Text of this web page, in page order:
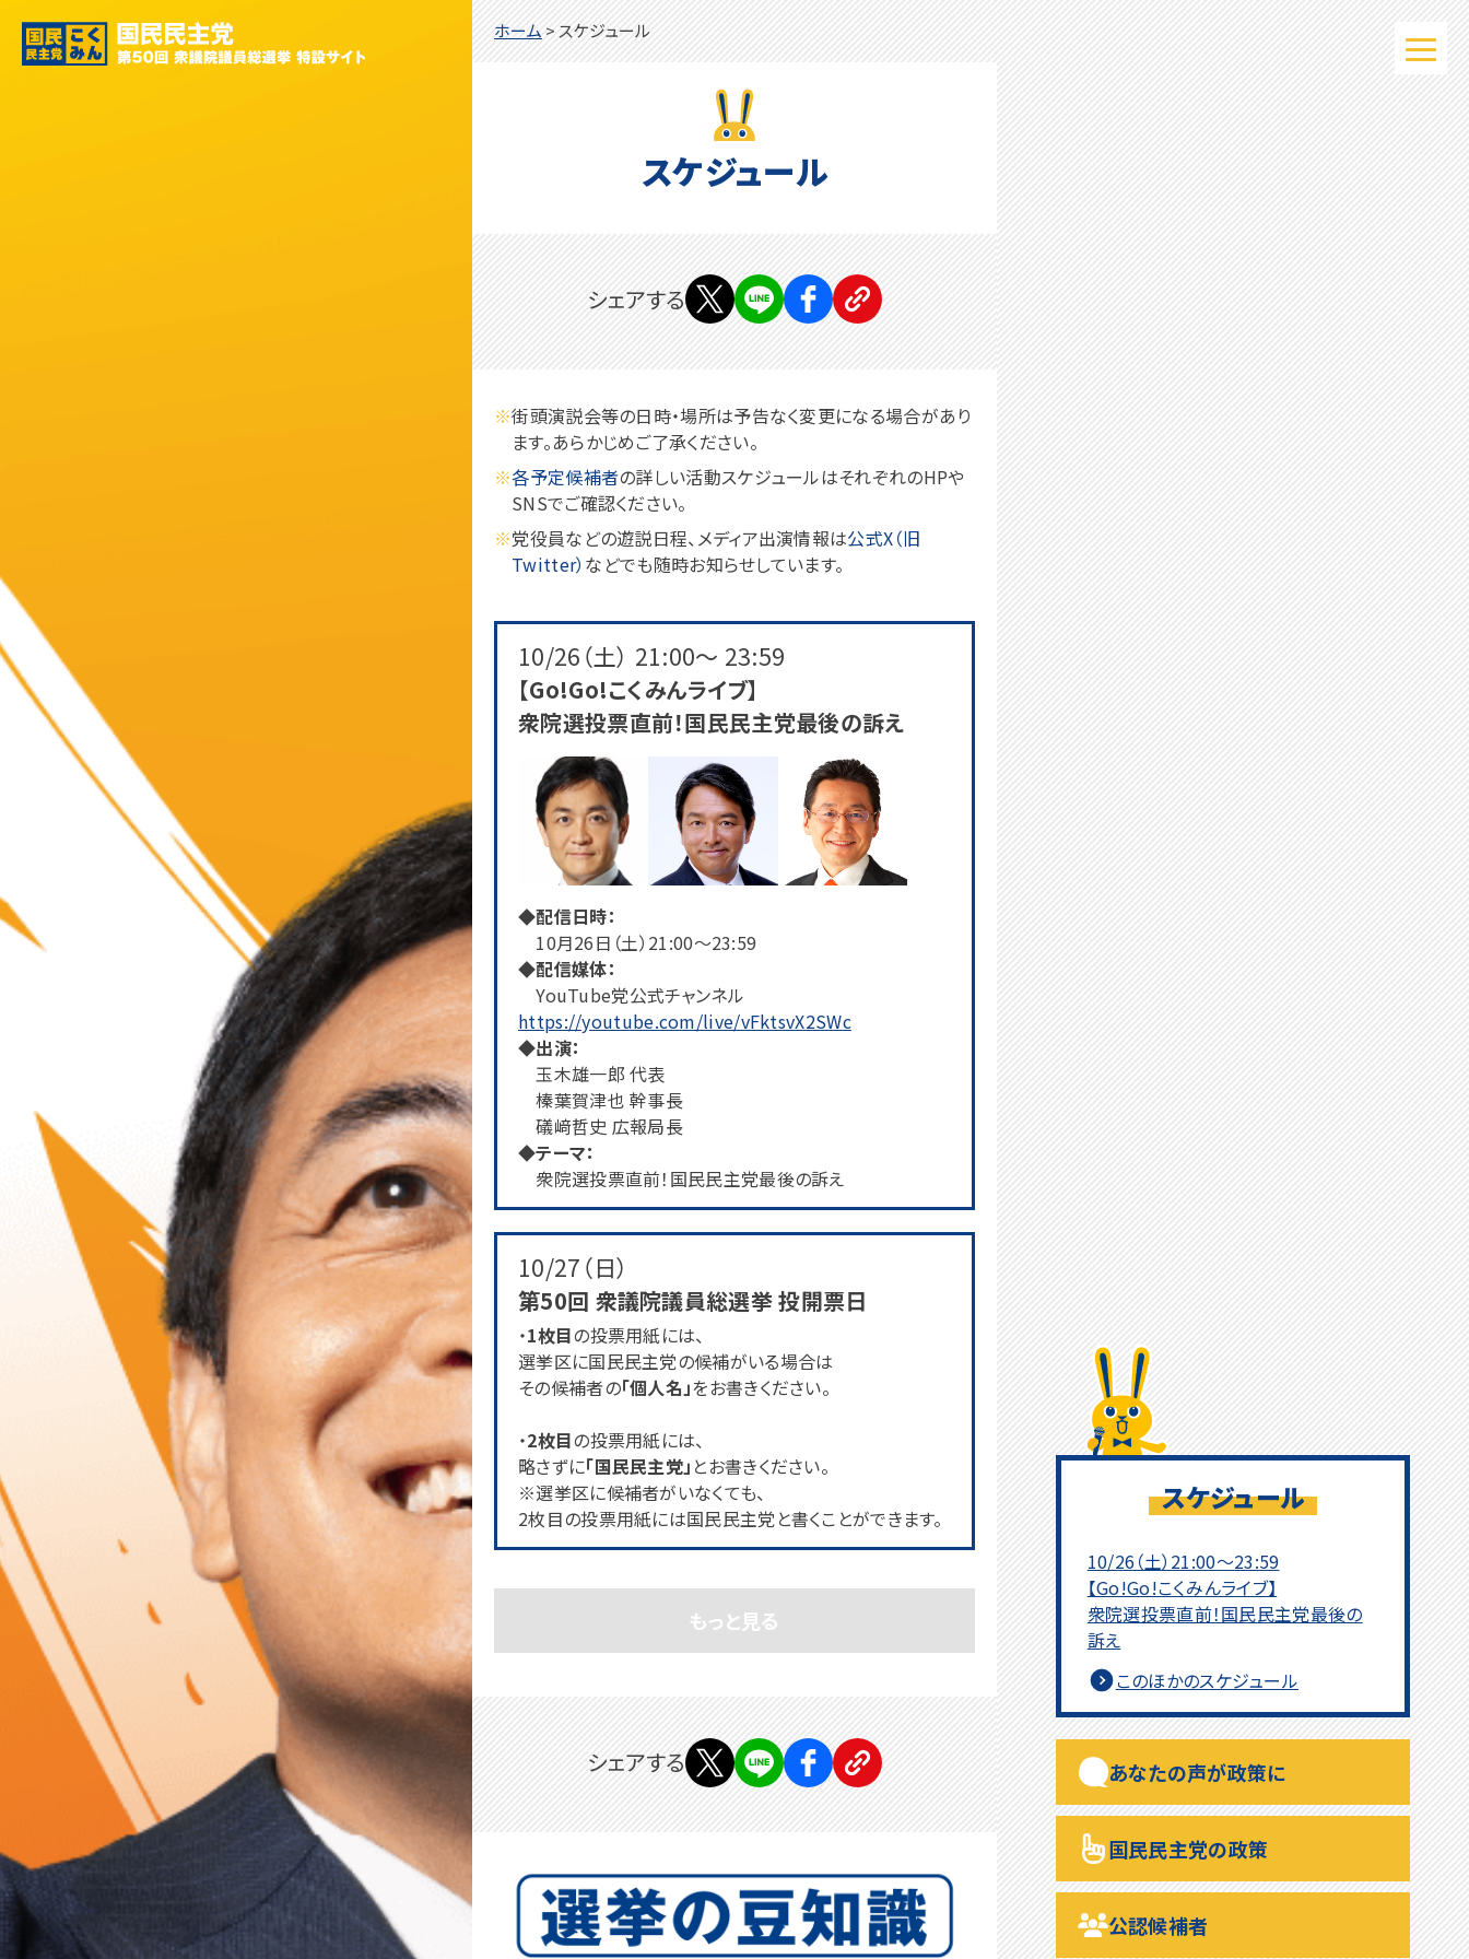
ホーム >スケジュール
スケジュール
シェアする
街頭演説会等の日時・場所は予告なく変更になる場合があり
ます。あらかじめご了承ください。
各予定候補者の詳しい活動スケジュールはそれぞれのHPや
SNSでご確認ください。
党役員などの遊説日程、メディア出演情報は公式X（旧
Twitter） などでも随時お知らせしています。
10/26（土） 21:00～ 23:59
【Go!Go!こくみんライブ】
衆院選投票直前！国民民主党最後の訴え
◆配信日時：
10月26日（土）21:00〜23:59
◆配信媒体：
YouTube党公式チャンネル
https://youtube.com/live/vFktsvX2SWc
◆出演：
玉木雄一郎 代表
榛葉賀津也 幹事長
礒﨑哲史 広報局長
◆テーマ：
衆院選投票直前！国民民主党最後の訴え
10/27（日）
第50回 衆議院議員総選挙 投開票日
・1枚目の投票用紙には、
選挙区に国民民主党の候補がいる場合は
その候補者の「個人名」をお書きください。
・2枚目の投票用紙には、
略さずに「国民民主党」 とお書きください。
※選挙区に候補者がいなくても、
2枚目の投票用紙には国民民主党と書くことができます。
もっと見る
スケジュール
10/26（土）21:00～23:59
【Go!Go!こくみんライブ】
衆院選投票直前！国民民主党最後の
訴え
このほかのスケジュール
あなたの声が政策に
国民民主党の政策
公認候補者
国民民主党！ - うさぎ党員より
シェアする